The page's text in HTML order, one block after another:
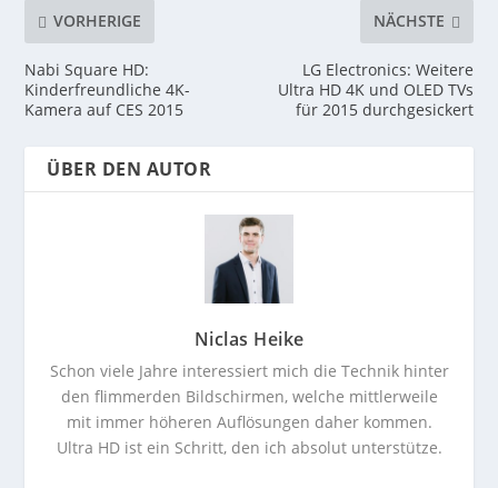
VORHERIGE
Nabi Square HD:
Kinderfreundliche 4K-
Kamera auf CES 2015
NÄCHSTE
LG Electronics: Weitere
Ultra HD 4K und OLED TVs
für 2015 durchgesickert
ÜBER DEN AUTOR
Niclas Heike
Schon viele Jahre interessiert mich die Technik hinter
den flimmerden Bildschirmen, welche mittlerweile
mit immer höheren Auflösungen daher kommen.
Ultra HD ist ein Schritt, den ich absolut unterstütze.